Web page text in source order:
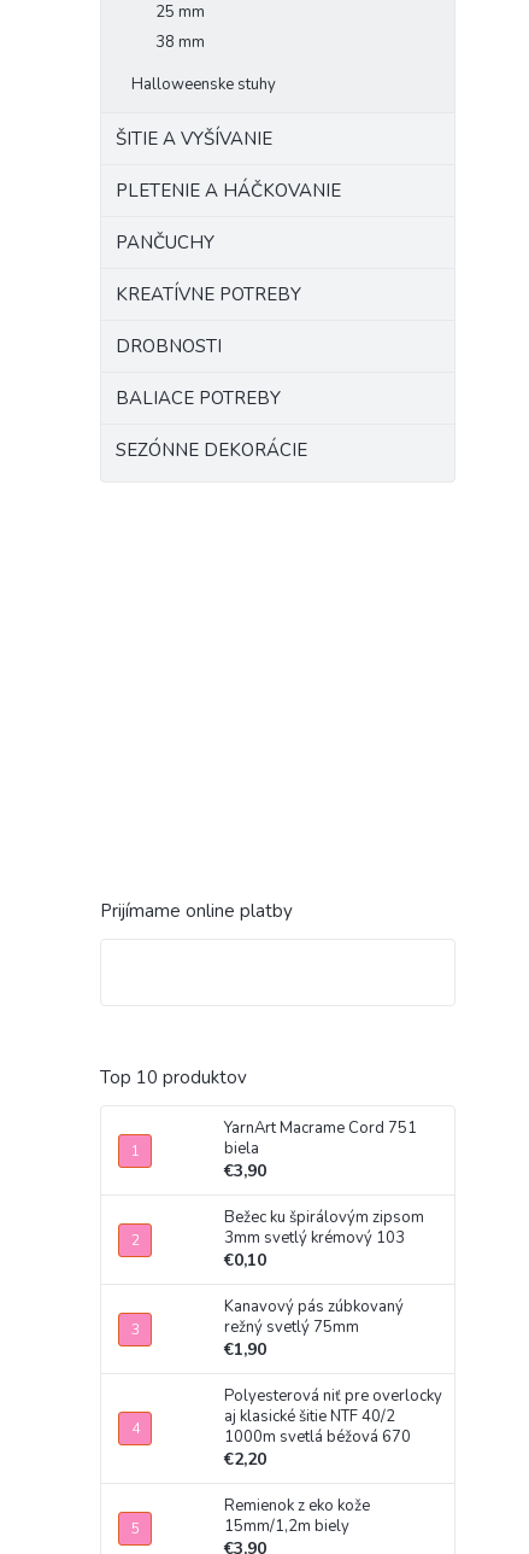
25 mm
38 mm
Halloweenske stuhy
ŠITIE A VYŠÍVANIE
PLETENIE A HÁČKOVANIE
PANČUCHY
KREATÍVNE POTREBY
DROBNOSTI
BALIACE POTREBY
SEZÓNNE DEKORÁCIE
Prijímame online platby
Top 10 produktov
YarnArt Macrame Cord 751
biela
€3,90
Bežec ku špirálovým zipsom
3mm svetlý krémový 103
€0,10
Kanavový pás zúbkovaný
režný svetlý 75mm
€1,90
Polyesterová niť pre overlocky
aj klasické šitie NTF 40/2
1000m svetlá béžová 670
€2,20
Remienok z eko kože
15mm/1,2m biely
€3,90